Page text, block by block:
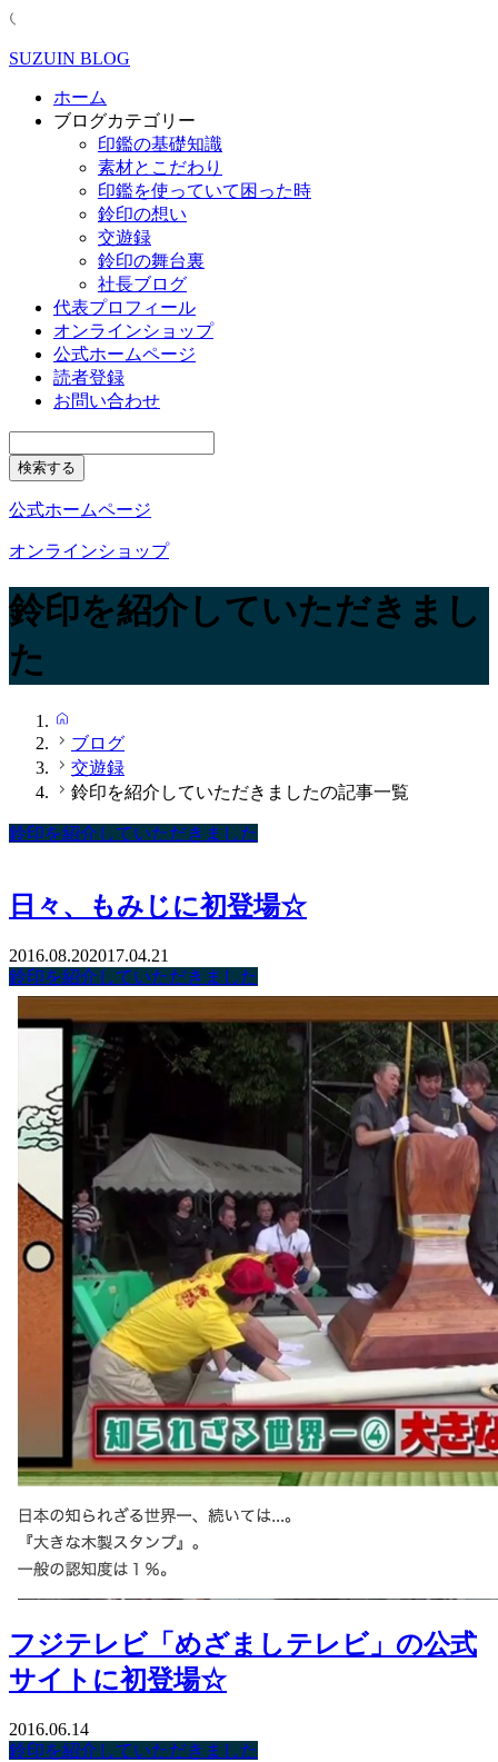
SUZUIN BLOG
ホーム
ブログカテゴリー
印鑑の基礎知識
素材とこだわり
印鑑を使っていて困った時
鈴印の想い
交遊録
鈴印の舞台裏
社長ブログ
代表プロフィール
オンラインショップ
公式ホームページ
読者登録
お問い合わせ
公式ホームページ
オンラインショップ
鈴印を紹介していただきまし
た
ブログ
交遊録
鈴印を紹介していただきましたの記事一覧
鈴印を紹介していただきました
日々、もみじに初登場☆
2016.08.202017.04.21
鈴印を紹介していただきました
フジテレビ「めざましテレビ」の公式
サイトに初登場☆
2016.06.14
鈴印を紹介していただきました